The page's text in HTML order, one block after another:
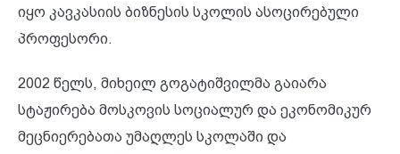
იყო კავკასიის ბიზნესის სკოლის ასოცირებული
პროფესორი.
2002 წელს, მიხეილ გოგატიშვილმა გაიარა
სტაჟირება მოსკოვის სოციალურ და ეკონომიკურ
მეცნიერებათა უმაღლეს სკოლაში და